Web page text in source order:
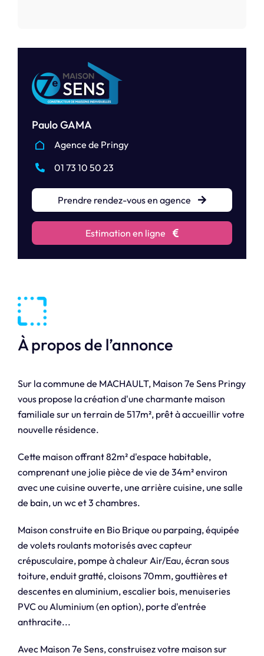
Paulo GAMA
Agence de Pringy
01 73 10 50 23
Prendre rendez-vous en agence
Estimation en ligne
À propos de l’annonce
Sur la commune de MACHAULT, Maison 7e Sens Pringy
vous propose la création d'une charmante maison
familiale sur un terrain de 517m², prêt à accueillir votre
nouvelle résidence.
Cette maison offrant 82m² d'espace habitable,
comprenant une jolie pièce de vie de 34m² environ
avec une cuisine ouverte, une arrière cuisine, une salle
de bain, un wc et 3 chambres.
Maison construite en Bio Brique ou parpaing, équipée
de volets roulants motorisés avec capteur
crépusculaire, pompe à chaleur Air/Eau, écran sous
toiture, enduit gratté, cloisons 70mm, gouttières et
descentes en aluminium, escalier bois, menuiseries
PVC ou Aluminium (en option), porte d'entrée
anthracite...
Avec Maison 7e Sens, construisez votre maison sur